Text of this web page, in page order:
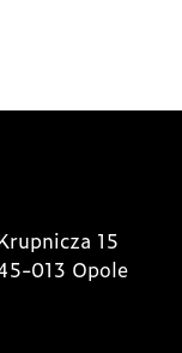
15
013 Opole